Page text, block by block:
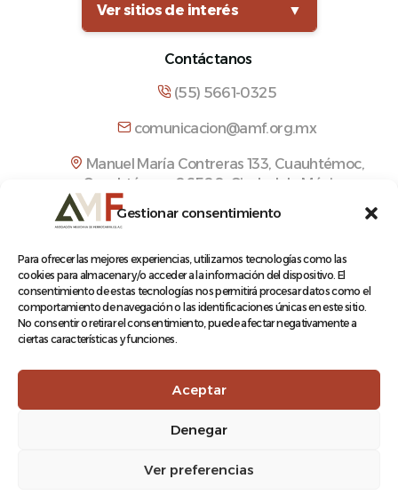
Gestionar consentimiento
Para ofrecer las mejores experiencias, utilizamos tecnologías como las
cookies para almacenar y/o acceder a la información del dispositivo. El
consentimiento de estas tecnologías nos permitirá procesar datos como el
comportamiento de navegación o las identificaciones únicas en este sitio.
No consentir o retirar el consentimiento, puede afectar negativamente a
ciertas características y funciones.
Aceptar
Denegar
Ver preferencias
Ver sitios de interés
▼
Contáctanos
(55) 5661-0325
comunicacion@amf.org.mx
Manuel María Contreras 133, Cuauhtémoc,
Cuauhtémoc, 06500, Ciudad de México.
© 2026 Asociación Mexicana de Ferrocarriles A.C.
Aviso de Privacidad
Terminos y condiciones
Log In